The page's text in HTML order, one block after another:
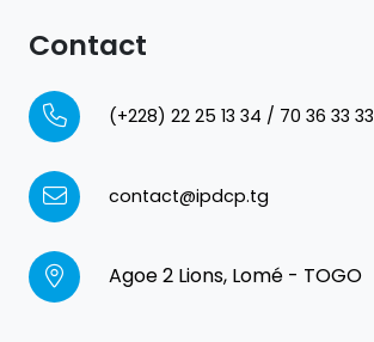
Contact
(+228) 22 25 13 34 / 70 36 33 33
contact@ipdcp.tg
Agoe 2 Lions, Lomé - TOGO